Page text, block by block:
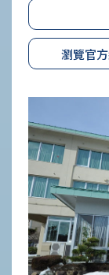
和需求的房間類型
理等。當然，也能
生溫泉海水浴場
看被微風吹拂海
吧。
瀏覽官